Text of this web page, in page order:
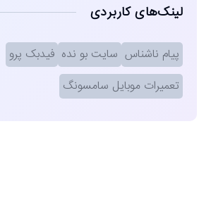
لینک‌های کاربردی
پیام ناشناس سایت بو نده فیدبک پرو
تعمیرات موبایل سامسونگ